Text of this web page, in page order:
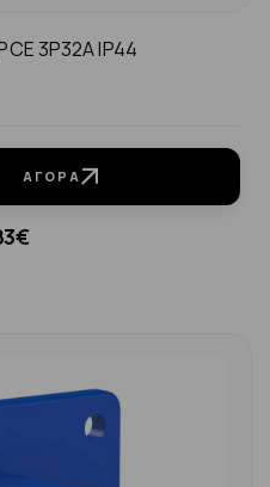
3P32A ΙP44
ΑΓΟΡΆ